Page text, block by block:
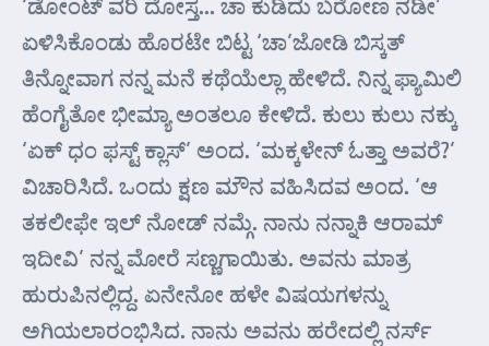
ಏಳಿಸಿಕೊಂಡು ಹೊರಟೇ ಬಿಟ್ಟ ‘ಚಾ’ಜೋಡಿ ಬಿಸ್ಕತ್
ತಿನ್ನೋವಾಗ ನನ್ನ ಮನೆ ಕಥೆಯೆಲ್ಲಾ ಹೇಳಿದೆ. ನಿನ್ನ ಫ್ಯಾಮಿಲಿ
ಹೆಂಗೈತೋ ಭೀಮ್ಯಾ ಅಂತಲೂ ಕೇಳಿದೆ. ಕುಲು ಕುಲು ನಕ್ಕು
‘ಏಕ್ ಧಂ ಫಸ್ಟ್ ಕ್ಲಾಸ್’ ಅಂದ. ‘ಮಕ್ಕಳೇನ್ ಓತ್ತಾ ಅವರೆ?’
ವಿಚಾರಿಸಿದೆ. ಒಂದು ಕ್ಷಣ ಮೌನ ವಹಿಸಿದವ ಅಂದ. ‘ಆ
ತಕಲೀಫೇ ಇಲ್ ನೋಡ್ ನಮ್ಗೆ. ನಾನು ನನ್ನಾಕಿ ಆರಾಮ್
ಇದೀವಿ’ ನನ್ನ ಮೋರೆ ಸಣ್ಣಗಾಯಿತು. ಅವನು ಮಾತ್ರ
ಹುರುಪಿನಲ್ಲಿದ್ದ. ಏನೇನೋ ಹಳೇ ವಿಷಯಗಳನ್ನು
ಅಗಿಯಲಾರಂಭಿಸಿದ. ನಾನು ಅವನು ಹರೇದಲ್ಲಿ ನರ್ಸ್